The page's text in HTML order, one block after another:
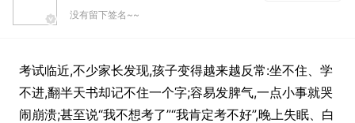
没有留下签名~~
考试临近,不少家长发现,孩子变得越来越反常:坐不住、学
不进,翻半天书却记不住一个字;容易发脾气,一点小事就哭
闹崩溃;甚至说“我不想考了”“我肯定考不好”,晚上失眠、白